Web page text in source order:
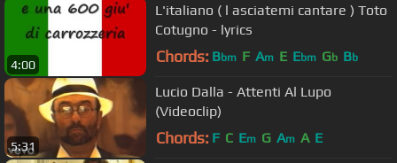
4:00
L'italiano ( l asciatemi cantare ) Toto
Cotugno - lyrics
Chords: Bbm F Am E Ebm Gb Bb
5:31
Lucio Dalla - Attenti Al Lupo
(Videoclip)
Chords: F C Em G Am A E